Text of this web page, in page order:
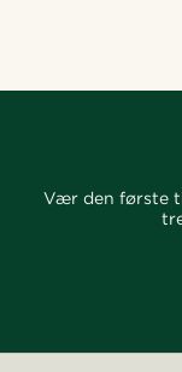
Vær den første